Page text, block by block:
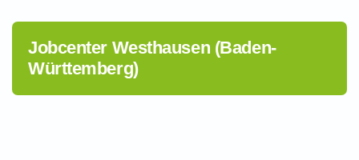
Jobcenter Westhausen (Baden-
Württemberg)